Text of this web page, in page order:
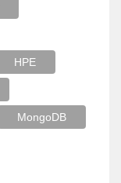
HPE
MongoDB